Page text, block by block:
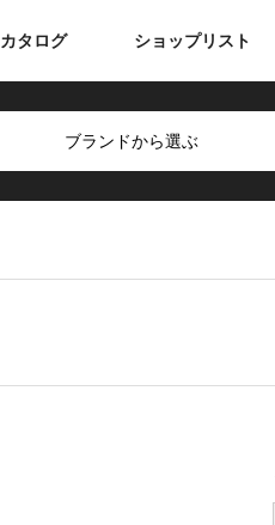
カタログ ショップリスト
ブランドから選ぶ